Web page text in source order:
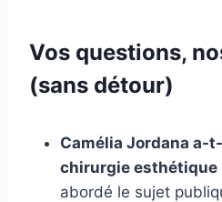
Vos questions,
(sans détour)
Camélia Jordana a-
chirurgie esthétique
abordé le sujet